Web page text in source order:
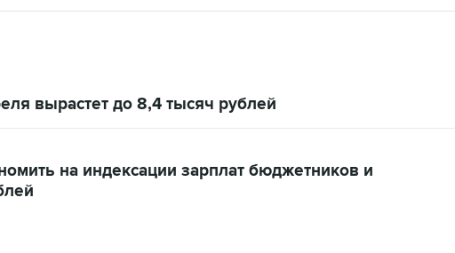
вырастет до 8,4 тысяч рублей
на индексации зарплат бюджетников и